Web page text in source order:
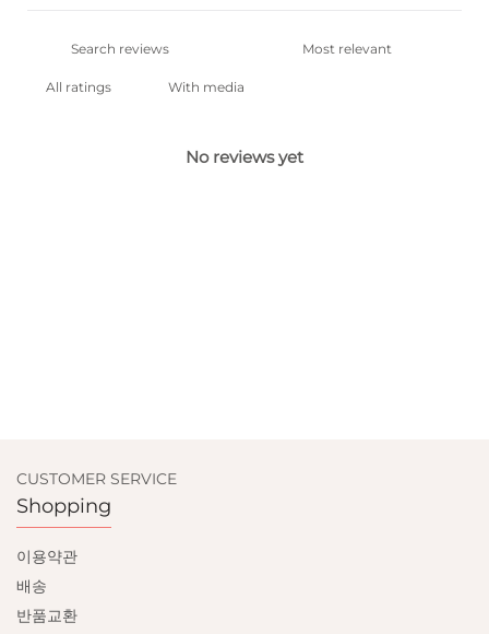
With media
No reviews yet
CUSTOMER SERVICE
Shopping
이용약관
배송
반품교환